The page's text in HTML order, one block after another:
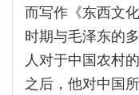
而写作《东西文
时期与毛泽东的
人对于中国农村
之后，他对中国